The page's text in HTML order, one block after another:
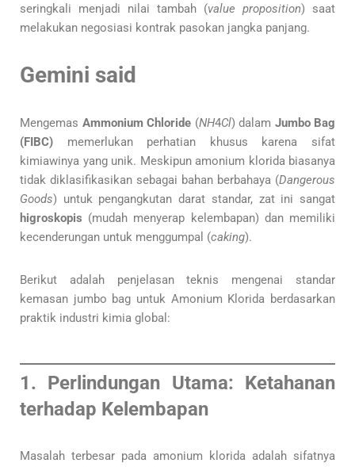
seringkali menjadi nilai tambah (value proposition) saat
melakukan negosiasi kontrak pasokan jangka panjang.
Gemini said
Mengemas Ammonium Chloride (NH4​Cl) dalam Jumbo Bag
(FIBC) memerlukan perhatian khusus karena sifat
kimiawinya yang unik. Meskipun amonium klorida biasanya
tidak diklasifikasikan sebagai bahan berbahaya (Dangerous
Goods) untuk pengangkutan darat standar, zat ini sangat
higroskopis (mudah menyerap kelembapan) dan memiliki
kecenderungan untuk menggumpal (caking).
Berikut adalah penjelasan teknis mengenai standar
kemasan jumbo bag untuk Amonium Klorida berdasarkan
praktik industri kimia global:
1. Perlindungan Utama: Ketahanan
terhadap Kelembapan
Masalah terbesar pada amonium klorida adalah sifatnya